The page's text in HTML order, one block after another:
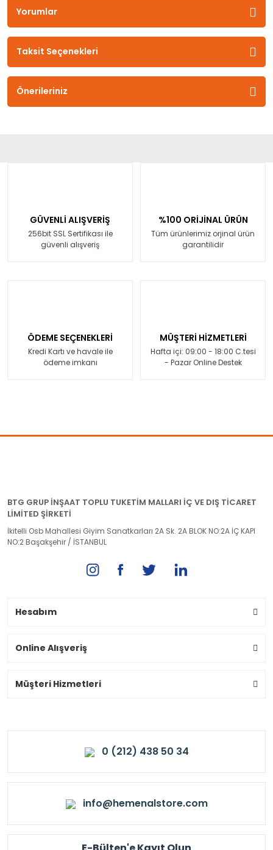
Yorumlar
Taksit Seçenekleri
Önerileriniz
GÜVENLİ ALIŞVERİŞ
256bit SSL Sertifikası ile
güvenli alışveriş
%100 ORİJİNAL ÜRÜN
Tüm ürünlerimiz orjinal ürün
garantilidir
ÖDEME SEÇENEKLERİ
Kredi Kartı ve havale ile
ödeme imkanı
MÜŞTERİ HİZMETLERİ
Hafta içi: 09:00 - 18:00 C.tesi
- Pazar Online Destek
BTG GRUP İNŞAAT TOPLU TUKETİM MALLARI İÇ VE DIŞ TİCARET
LİMİTED ŞİRKETİ
İkitelli Osb Mahallesi Giyim Sanatkarları 2A Sk. 2A BLOK NO:2A İÇ KAPI
NO:2 Başakşehir / İSTANBUL
Hesabım
Online Alışveriş
Müşteri Hizmetleri
0 (212) 438 50 34
info@hemenalstore.com